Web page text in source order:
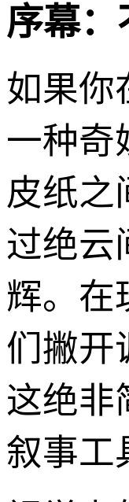
序幕：
如果你
一种
皮纸之
过绝云
辉。在
们撇开
这绝非
叙事工